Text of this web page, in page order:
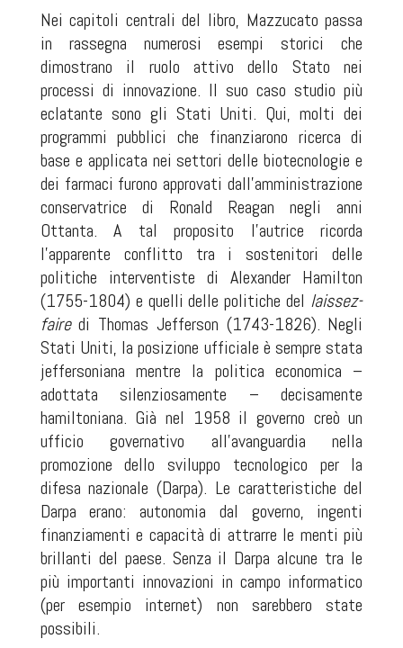
Nei capitoli centrali del libro, Mazzucato passa
in rassegna numerosi esempi storici che
dimostrano il ruolo attivo dello Stato nei
processi di innovazione. Il suo caso studio più
eclatante sono gli Stati Uniti. Qui, molti dei
programmi pubblici che finanziarono ricerca di
base e applicata nei settori delle biotecnologie e
dei farmaci furono approvati dall’amministrazione
conservatrice di Ronald Reagan negli anni
Ottanta. A tal proposito l’autrice ricorda
l’apparente conflitto tra i sostenitori delle
politiche interventiste di Alexander Hamilton
(1755-1804) e quelli delle politiche del laissez-
fairedi Thomas Jefferson (1743-1826). Negli
Stati Uniti, la posizione ufficiale è sempre stata
jeffersoniana mentre la politica economica –
adottata silenziosamente – decisamente
hamiltoniana. Già nel 1958 il governo creò un
ufficio governativo all’avanguardia nella
promozione dello sviluppo tecnologico per la
difesa nazionale (Darpa). Le caratteristiche del
Darpa erano: autonomia dal governo, ingenti
finanziamenti e capacità di attrarre le menti più
brillanti del paese. Senza il Darpa alcune tra le
più importanti innovazioni in campo informatico
(per esempio internet) non sarebbero state
possibili.